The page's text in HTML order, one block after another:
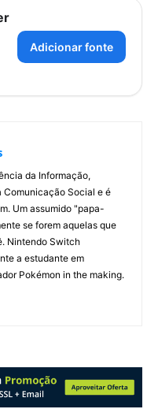
Adicionar fonte
da Informação,
Comunicação Social e é
Um assumido "papa-
se forem aquelas que
Nintendo Switch
a estudante em
Pokémon in the making.